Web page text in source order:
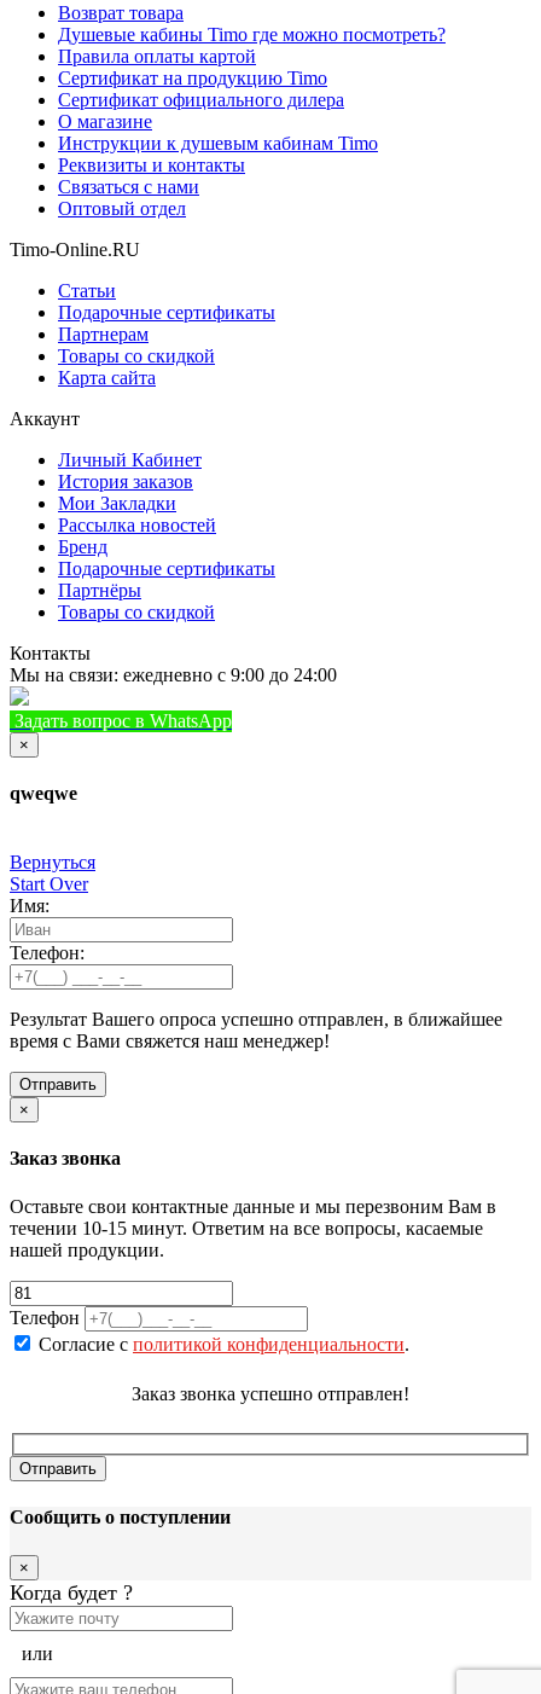
Возврат товара
Душевые кабины Timo где можно посмотреть?
Правила оплаты картой
Сертификат на продукцию Timo
Сертификат официального дилера
О магазине
Инструкции к душевым кабинам Timo
Реквизиты и контакты
Связаться с нами
Оптовый отдел
Timo-Online.RU
Статьи
Подарочные сертификаты
Партнерам
Товары со скидкой
Карта сайта
Аккаунт
Личный Кабинет
История заказов
Мои Закладки
Рассылка новостей
Бренд
Подарочные сертификаты
Партнёры
Товары со скидкой
Контакты
Мы на связи: ежедневно с 9:00 до 24:00
Задать вопрос в WhatsApp
×
qweqwe
Вернуться
Start Over
Имя:
Телефон:
Результат Вашего опроса успешно отправлен, в ближайшее
время с Вами свяжется наш менеджер!
×
Заказ звонка
Оставьте свои контактные данные и мы перезвоним Вам в
течении 10-15 минут. Ответим на все вопросы, касаемые
нашей продукции.
Телефон
Согласие с политикой конфиденциальности.
Заказ звонка успешно отправлен!
Сообщить о поступлении
×
Когда будет ?
или